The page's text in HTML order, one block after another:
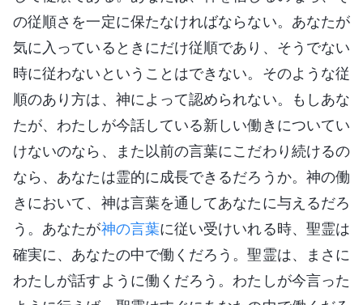
の従順さを一定に保たなければならない。あなたが
気に入っているときにだけ従順であり、そうでない
時に従わないということはできない。そのような従
順のあり方は、神によって認められない。もしあな
たが、わたしが今話している新しい働きについてい
けないのなら、また以前の言葉にこだわり続けるの
なら、あなたは霊的に成長できるだろうか。神の働
きにおいて、神は言葉を通してあなたに与えるだろ
う。あなたが神の言葉に従い受けいれる時、聖霊は
確実に、あなたの中で働くだろう。聖霊は、まさに
わたしが話すように働くだろう。わたしが今言った